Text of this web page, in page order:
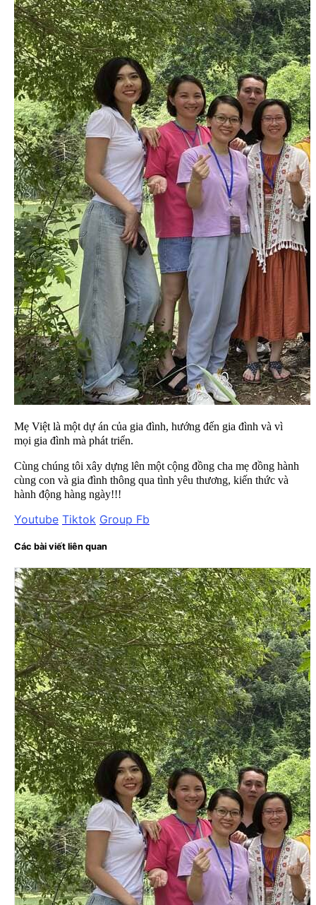
Mẹ Việt là một dự án của gia đình, hướng đến gia đình và vì
mọi gia đình mà phát triển.
Cùng chúng tôi xây dựng lên một cộng đồng cha mẹ đồng hành
cùng con và gia đình thông qua tình yêu thương, kiến thức và
hành động hàng ngày!!!
Youtube Tiktok Group Fb
Các bài viết liên quan